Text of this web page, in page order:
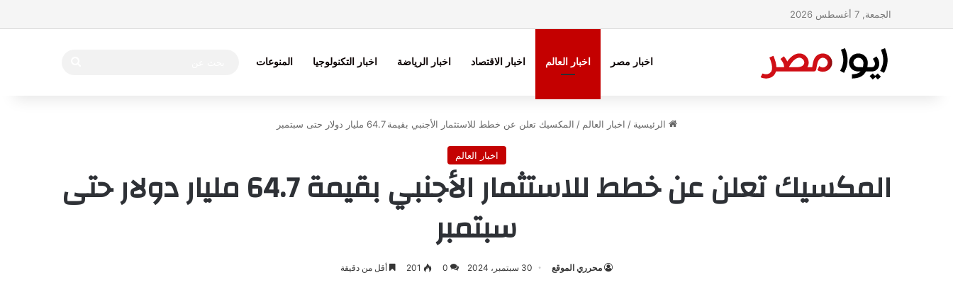
الجمعة, 7 أغسطس 2026
اخبار مصر اخبار العالم اخبار الاقتصاد اخبار الرياضة اخبار التكنولوجيا المنوعات
الرئيسية / اخبار العالم / المكسيك تعلن عن خطط للاستثمار الأجنبي بقيمة 64.7 مليار دولار حتى سبتمبر
اخبار العالم
المكسيك تعلن عن خطط للاستثمار الأجنبي بقيمة 64.7 مليار دولار حتى
سبتمبر
محرري الموقع 30 سبتمبر، 2024 0
201 أقل من دقيقة